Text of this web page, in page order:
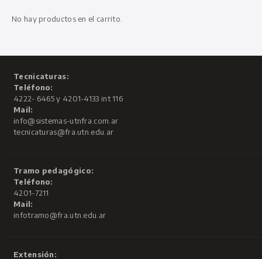
No hay productos en el carrito.
Tecnicaturas:
Teléfono:
4222- 6465 y 4201-4133 int 116
Mail:
info@sistemas-utnfra.com.ar
tecnicaturas@fra.utn.edu.ar
Tramo pedagógico:
Teléfono:
4201-7211
Mail:
infotramo@fra.utn.edu.ar
Extensión: